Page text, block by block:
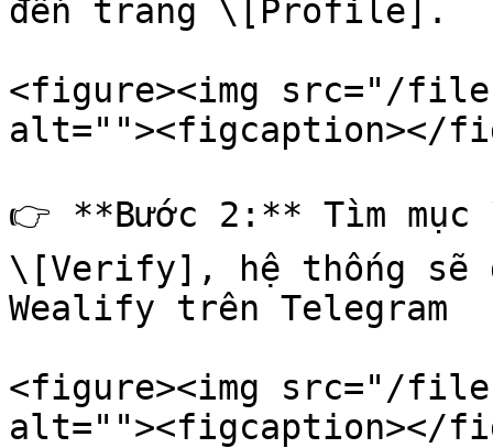
đến trang \[Profile].
<figure><img src="/files/
alt=""><figcaption></
👉 **Bước 2:** Tìm mục
\[Verify], hệ thống sẽ
Wealify trên Telegram
<figure><img src="/files/
alt=""><figcaption></